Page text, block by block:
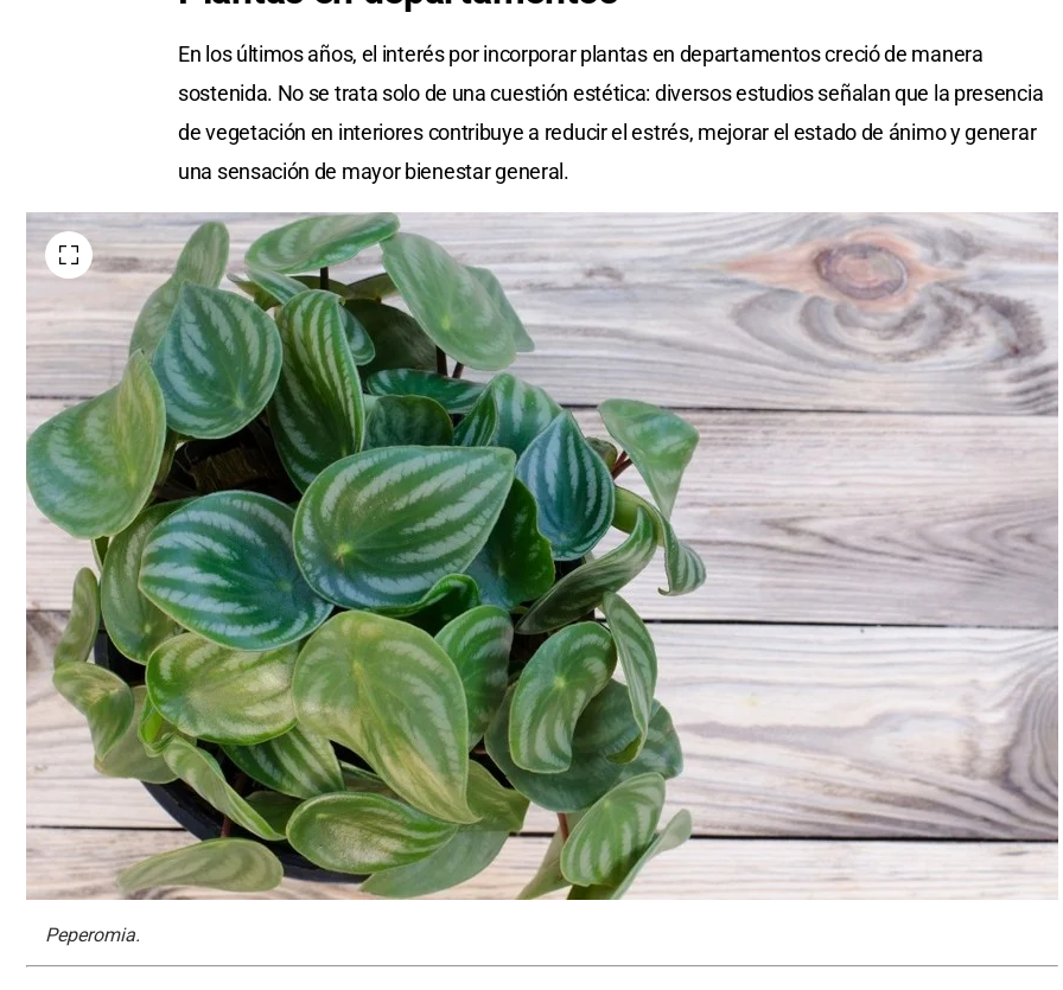
En los últimos años, el interés por incorporar plantas en departamentos creció de manera
sostenida. No se trata solo de una cuestión estética: diversos estudios señalan que la presencia
de vegetación en interiores contribuye a reducir el estrés, mejorar el estado de ánimo y generar
una sensación de mayor bienestar general.
Peperomia.